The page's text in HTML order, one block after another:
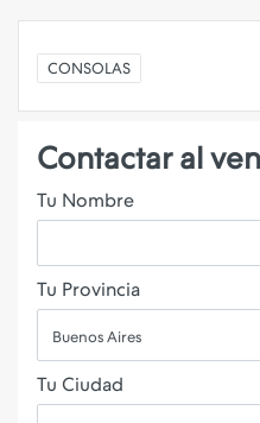
CONSOLAS
Contactar al
Tu Nombre
Tu Provincia
Buenos Aires
Tu Ciudad